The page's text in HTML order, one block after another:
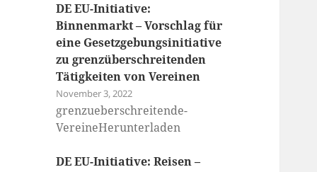
DE EU-Initiative:
Binnenmarkt – Vorschlag für
eine Gesetzgebungsinitiative
zu grenzüberschreitenden
Tätigkeiten von Vereinen
November 3, 2022
grenzueberschreitende-
VereineHerunterladen
DE EU-Initiative: Reisen –